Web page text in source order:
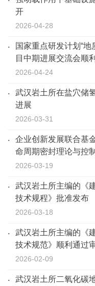
开
2026-04-28
国家重点研发计划“
目中期进展交流会顺
2026-04-24
武汉岩土所在盐穴储
进展
2026-03-31
企业创新发展联合基
命周期密封理论与控
2026-03-19
武汉岩土所主编的《
技术规程》批准发布
2026-03-18
武汉岩土所主编的《
技术规范》顺利通过
2026-02-09
武汉岩土所二氧化碳